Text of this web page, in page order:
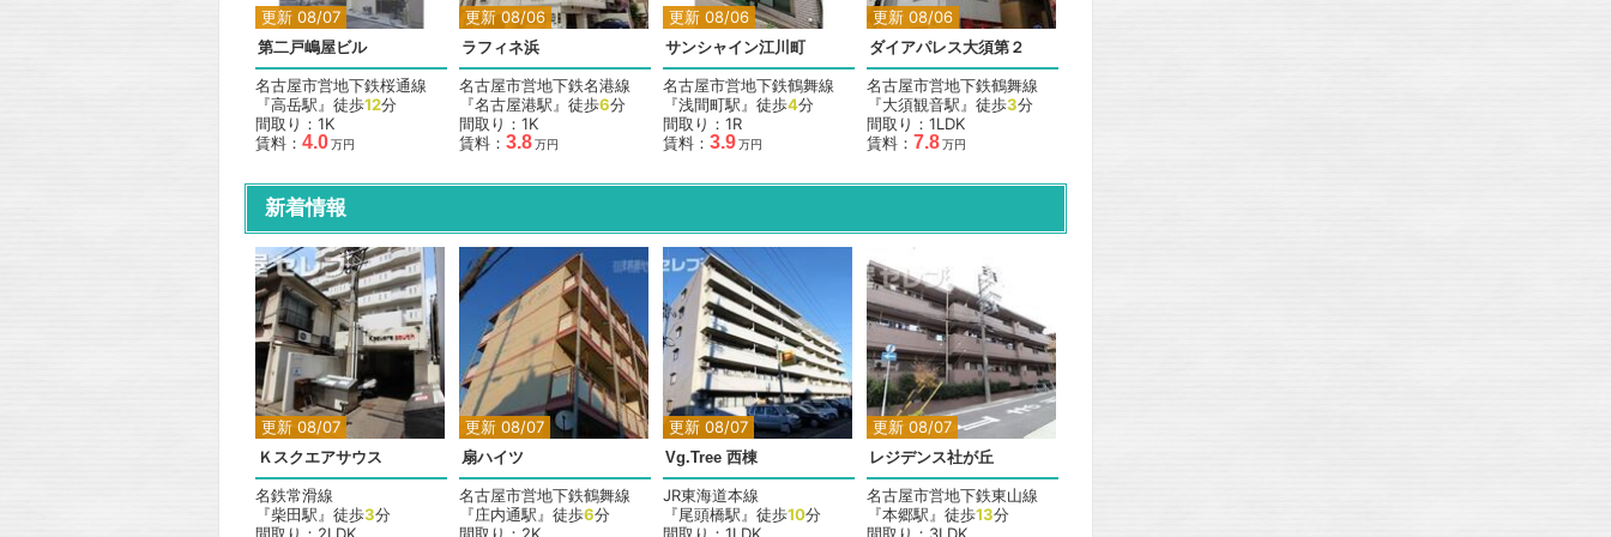
更新 08/07
第二戸嶋屋ビル
名古屋市営地下鉄桜通線
『高岳駅』徒歩12分
間取り：1K
賃料： 4.0万円
更新 08/06
ラフィネ浜
名古屋市営地下鉄名港線
『名古屋港駅』徒歩6分
間取り：1K
賃料： 3.8万円
更新 08/06
サンシャイン江川町
名古屋市営地下鉄鶴舞線
『浅間町駅』徒歩4分
間取り：1R
賃料： 3.9万円
更新 08/06
ダイアパレス大須第２
名古屋市営地下鉄鶴舞線
『大須観音駅』徒歩3分
間取り：1LDK
賃料： 7.8万円
新着情報
更新 08/07
Ｋスクエアサウス
名鉄常滑線
『柴田駅』徒歩3分
更新 08/07
扇ハイツ
名古屋市営地下鉄鶴舞線
『庄内通駅』徒歩6分
更新 08/07
Vg.Tree 西棟
JR東海道本線
『尾頭橋駅』徒歩10分
更新 08/07
レジデンス社が丘
名古屋市営地下鉄東山線
『本郷駅』徒歩13分